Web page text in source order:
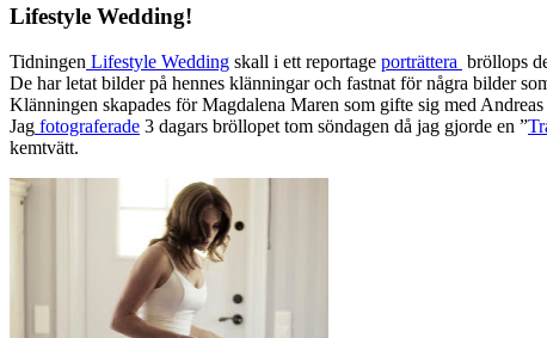
Lifestyle Wedding!
Tidningen Lifestyle Wedding skall i ett reportage porträttera bröllops
De har letat bilder på hennes klänningar och fastnat för några bilder
Klänningen skapades för Magdalena Maren som gifte sig med Andreas
Jag fotograferade 3 dagars bröllopet tom söndagen då jag gjorde en ”
kemtvätt.